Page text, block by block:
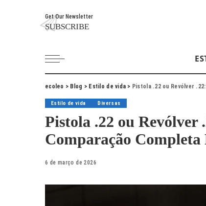
Get Our Newsletter
SUBSCRIBE
ecoleo > Blog > Estilo de vida > Pistola .22 ou Revólver
Estilo de vida Diversas
Pistola .22 ou Revólver
Comparação
6 de março de 2026